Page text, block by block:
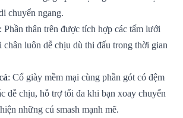
chuyển ngang.
: Phần thân trên được tích hợp các tấm lưới
luôn dễ chịu dù thi đấu trong thời gian
: Cổ giày mềm mại cùng phần gót có đệm
dễ chịu, hỗ trợ tối đa khi bạn xoay chuyển
những cú smash mạnh mẽ.